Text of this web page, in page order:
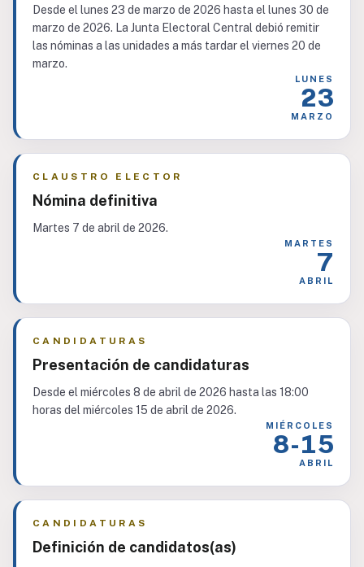
Desde el lunes 23 de marzo de 2026 hasta el lunes 30 de
marzo de 2026. La Junta Electoral Central debió remitir
las nóminas a las unidades a más tardar el viernes 20 de
marzo.
LUNES
23
MARZO
CLAUSTRO ELECTOR
Nómina definitiva
Martes 7 de abril de 2026.
MARTES
7
ABRIL
CANDIDATURAS
Presentación de candidaturas
Desde el miércoles 8 de abril de 2026 hasta las 18:00
horas del miércoles 15 de abril de 2026.
MIÉRCOLES
8-15
ABRIL
CANDIDATURAS
Definición de candidatos(as)